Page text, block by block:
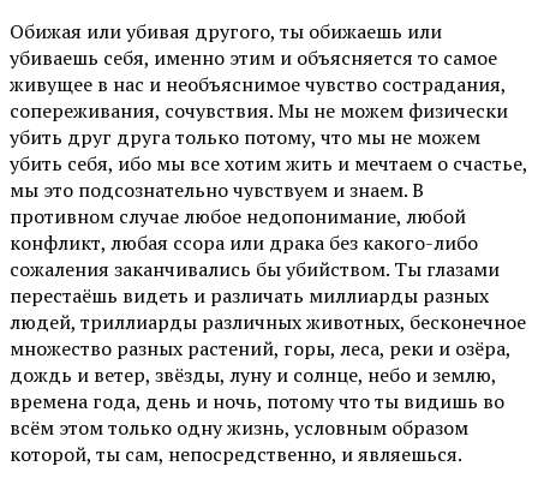
Обижая или убивая другого, ты обижаешь или
убиваешь себя, именно этим и объясняется то самое
живущее в нас и необъяснимое чувство сострадания,
сопереживания, сочувствия. Мы не можем физически
убить друг друга только потому, что мы не можем
убить себя, ибо мы все хотим жить и мечтаем о счастье,
мы это подсознательно чувствуем и знаем. В
противном случае любое недопонимание, любой
конфликт, любая ссора или драка без какого-либо
сожаления заканчивались бы убийством. Ты глазами
перестаёшь видеть и различать миллиарды разных
людей, триллиарды различных животных, бесконечное
множество разных растений, горы, леса, реки и озёра,
дождь и ветер, звёзды, луну и солнце, небо и землю,
времена года, день и ночь, потому что ты видишь во
всём этом только одну жизнь, условным образом
которой, ты сам, непосредственно, и являешься.